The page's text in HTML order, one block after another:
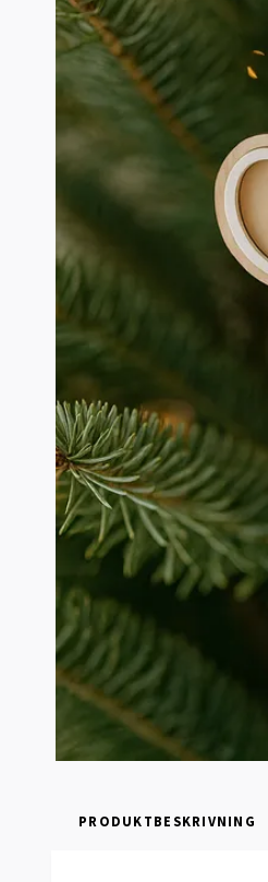
PRODUKTBESKRIVNING